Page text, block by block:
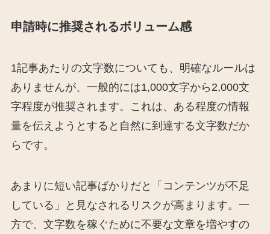
申請時に推奨されるボリューム感
1記事あたりの文字数についても、明確なルールは
ありませんが、一般的には1,000文字から2,000文
字程度が推奨されます。これは、ある程度の情報
量を伝えようとすると自然に到達する文字数だか
らです。
あまりに短い記事ばかりだと「コンテンツが不足
している」と見なされるリスクが高まります。一
方で、文字数を稼ぐために不要な文章を増やすの